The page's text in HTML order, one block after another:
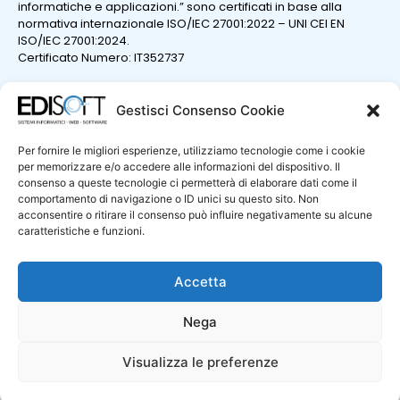
Gestisci Consenso Cookie
Per fornire le migliori esperienze, utilizziamo tecnologie come i cookie
per memorizzare e/o accedere alle informazioni del dispositivo. Il
consenso a queste tecnologie ci permetterà di elaborare dati come il
comportamento di navigazione o ID unici su questo sito. Non
acconsentire o ritirare il consenso può influire negativamente su alcune
caratteristiche e funzioni.
Accetta
Nega
Visualizza le preferenze
informatiche e applicazioni.” sono certificati in base alla
normativa internazionale ISO/IEC 27001:2022 – UNI CEI EN
ISO/IEC 27001:2024.
Certificato Numero: IT352737
La “Progettazione e sviluppo di sistemi e prodotti informatici;
erogazione di servizi professionali nel settore informatico.”
sono certificati in base alla normativa internazionale UNI ENI
Politica per la qualità